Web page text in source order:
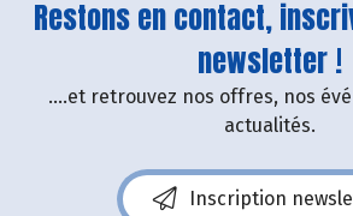
Restons en contact,
newsletter !
....et retrouvez nos offres, nos
actualités.
Inscription